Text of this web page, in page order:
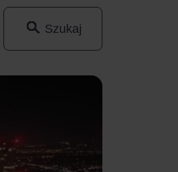
Wyszukaj
Szukaj